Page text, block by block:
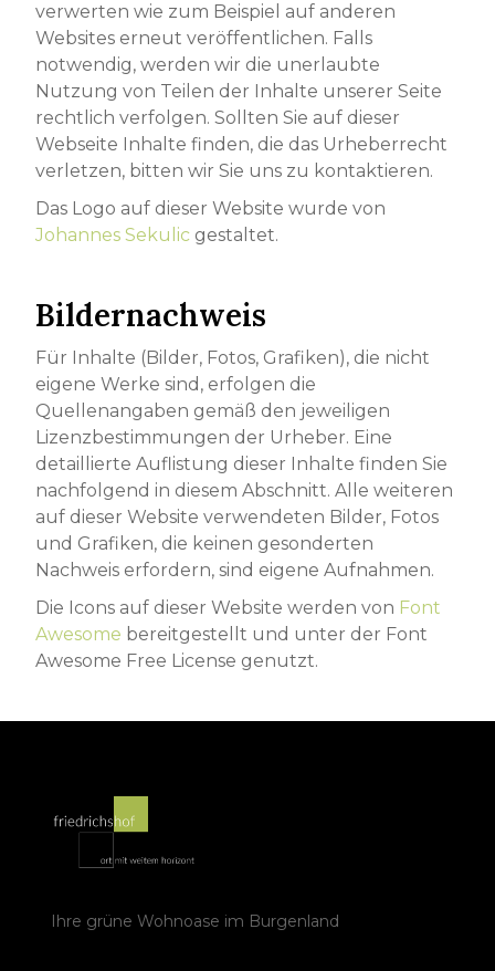
verwerten wie zum Beispiel auf anderen
Websites erneut veröffentlichen. Falls
notwendig, werden wir die unerlaubte
Nutzung von Teilen der Inhalte unserer Seite
rechtlich verfolgen. Sollten Sie auf dieser
Webseite Inhalte finden, die das Urheberrecht
verletzen, bitten wir Sie uns zu kontaktieren.
Das Logo auf dieser Website wurde von
Johannes Sekulic gestaltet.
Bildernachweis
Für Inhalte (Bilder, Fotos, Grafiken), die nicht
eigene Werke sind, erfolgen die
Quellenangaben gemäß den jeweiligen
Lizenzbestimmungen der Urheber. Eine
detaillierte Auflistung dieser Inhalte finden Sie
nachfolgend in diesem Abschnitt. Alle weiteren
auf dieser Website verwendeten Bilder, Fotos
und Grafiken, die keinen gesonderten
Nachweis erfordern, sind eigene Aufnahmen.
Die Icons auf dieser Website werden von Font
Awesome bereitgestellt und unter der Font
Awesome Free License genutzt.
Ihre grüne Wohnoase im Burgenland